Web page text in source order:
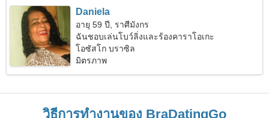
Daniela
อายุ 59 ปี, ราศีมังกร
ฉันชอบเล่นโบว์ลิ่งและร้องคาราโอเกะ
โอซัสโก บราซิล
มิตรภาพ
วิธีการทำงานของ BraDatingGo